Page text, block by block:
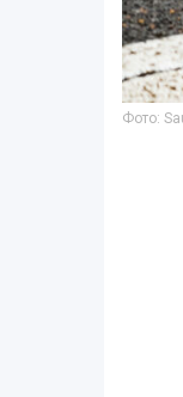
Фото: